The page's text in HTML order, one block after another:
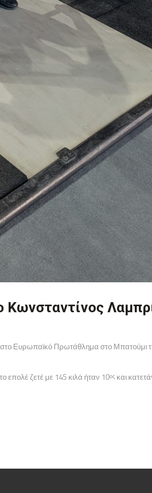
Ευρωπαϊκό Πρωτάθλημα στο Μπατούμι
το επολέ ζετέ με 145 κιλά ήταν 10ος και